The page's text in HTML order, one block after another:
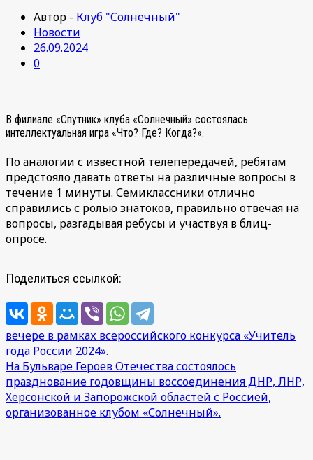
Автор - Клуб "Солнечный"
Новости
26.09.2024
0
В филиале «Спутник» клуба «Солнечный» состоялась
интеллектуальная игра «Что? Где? Когда?».
По аналогии с известной телепередачей, ребятам
предстояло давать ответы на различные вопросы в
течение 1 минуты. Семиклассники отлично
справились с ролью знатоков, правильно отвечая на
вопросы, разгадывая ребусы и участвуя в блиц-
опросе.
Поделиться ссылкой:
Навигация
по
записям
вечере в рамках всероссийского конкурса «Учитель
года России 2024».
На Бульваре Героев Отечества состоялось
празднование годовщины воссоединения ДНР, ЛНР,
Херсонской и Запорожской областей с Россией,
организованное клубом «Солнечный».